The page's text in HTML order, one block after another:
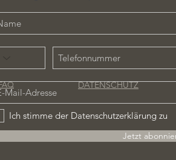
Ich stimme der Datenschutzerklärung zu
Jetzt
DATENSCHUTZ